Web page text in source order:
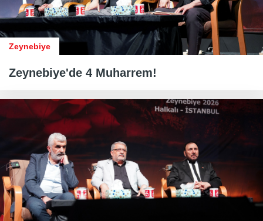
Zeynebiye
Zeynebiye'de 4 Muharrem!